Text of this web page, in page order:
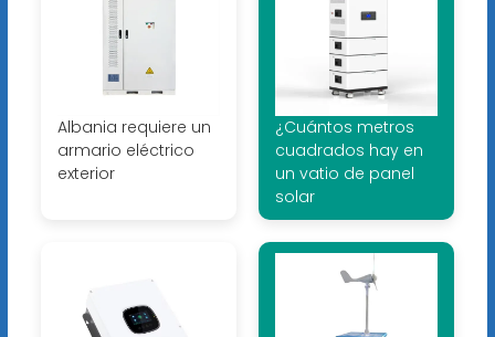
Albania requiere un
armario eléctrico
exterior
¿Cuántos metros
cuadrados hay en
un vatio de panel
solar